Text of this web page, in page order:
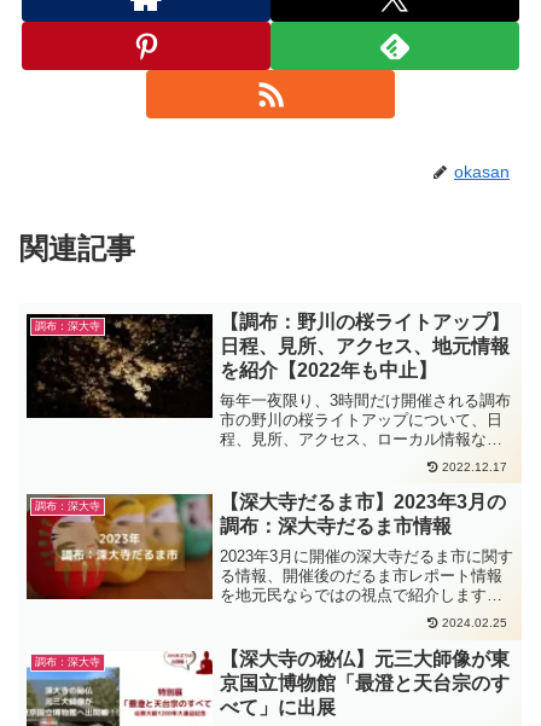
okasan
関連記事
調布：深大寺
【調布：野川の桜ライトアップ】
日程、見所、アクセス、地元情報
を紹介【2022年も中止】
毎年一夜限り、3時間だけ開催される調布
市の野川の桜ライトアップについて、日
程、見所、アクセス、ローカル情報など
2022.12.17
調布：深大寺
【深大寺だるま市】2023年3月の
調布：深大寺だるま市情報
2023年3月に開催の深大寺だるま市に関す
る情報、開催後のだるま市レポート情報
を地元民ならではの視点で紹介します。
過去のレポートも一覧できますので、よ
2024.02.25
調布：深大寺
【深大寺の秘仏】元三大師像が東
京国立博物館「最澄と天台宗のす
べて」に出展